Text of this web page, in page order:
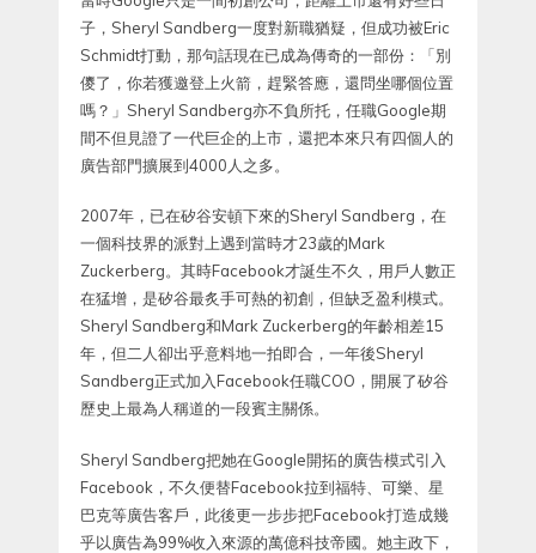
子，Sheryl Sandberg一度對新職猶疑，但成功被Eric
Schmidt打動，那句話現在已成為傳奇的一部份：「別
儍了，你若獲邀登上火箭，趕緊答應，還問坐哪個位置
嗎？」Sheryl Sandberg亦不負所托，任職Google期
間不但見證了一代巨企的上市，還把本來只有四個人的
廣告部門擴展到4000人之多。
2007年，已在矽谷安頓下來的Sheryl Sandberg，在
一個科技界的派對上遇到當時才23歲的Mark
Zuckerberg。其時Facebook才誕生不久，用戶人數正
在猛增，是矽谷最炙手可熱的初創，但缺乏盈利模式。
Sheryl Sandberg和Mark Zuckerberg的年齡相差15
年，但二人卻出乎意料地一拍即合，一年後Sheryl
Sandberg正式加入Facebook任職COO，開展了矽谷
歷史上最為人稱道的一段賓主關係。
Sheryl Sandberg把她在Google開拓的廣告模式引入
Facebook，不久便替Facebook拉到福特、可樂、星
巴克等廣告客戶，此後更一步步把Facebook打造成幾
乎以廣告為99%收入來源的萬億科技帝國。她主政下，